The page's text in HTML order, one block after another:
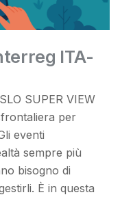
ITA-
SUPER VIEW
per
eventi
sempre più
bisogno di
È in questa